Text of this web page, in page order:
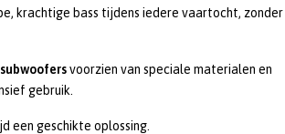
krachtige bass tijdens iedere vaartocht, zonder
voorzien van speciale materialen en
gebruik.
een geschikte oplossing.